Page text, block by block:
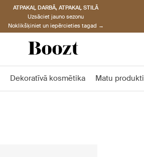
ATPAKAĻ DARBĀ, ATPAKAĻ STILĀ
Uzsāciet jauno sezonu
Noklikšķiniet un iepērcieties tagad →
Dekoratīvā kosmētika Matu produkti